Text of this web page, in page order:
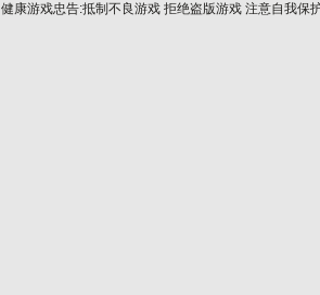
健康游戏忠告:抵制不良游戏 拒绝盗版游戏 注意自我保